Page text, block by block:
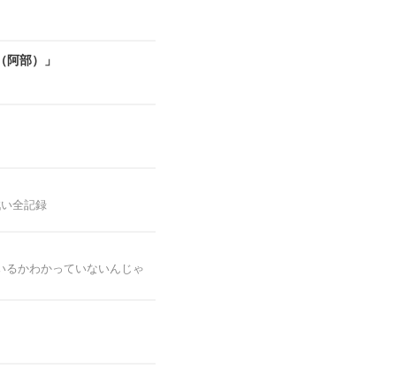
部）」
全記録
かわかっていないんじゃ